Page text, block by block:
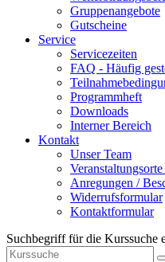
Gruppenangebote
Gutscheine
Service
Servicezeiten
FAQ - Häufig
Programmheft
Downloads
Interner Bereich
Kontakt
Unser Team
Anregungen /
Widerrufsformular
Kontaktformular
Suchbegriff für die Kurssuche